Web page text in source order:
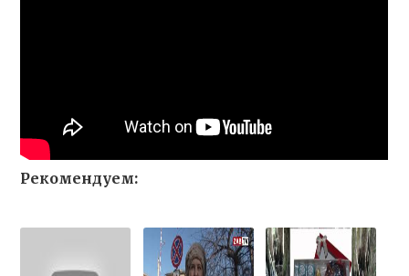
Рекомендуем: